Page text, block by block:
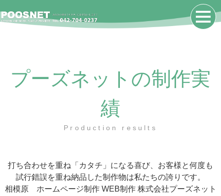
プーズネットの制作実
績
Production results
打ち合わせを重ね「カタチ」になる喜び、お客様と何度も
試行錯誤を重ね納品した制作物は私たちの誇りです。
相模原 ホームページ制作 WEB制作 株式会社プーズネット